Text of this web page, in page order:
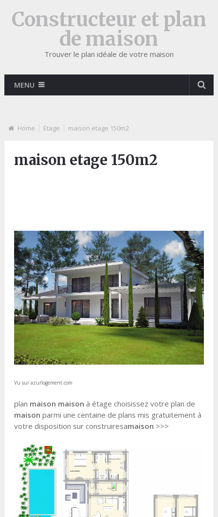
Constructeur et plan
de maison
Trouver le plan idéale de votre maison
MENU
Home Etage maison etage 150m2
maison etage 150m2
Vu sur azurlogement.com
plan maison maison à étage choisissez votre plan de
maison parmi une centaine de plans mis gratuitement à
votre disposition sur construiresamaison >>>